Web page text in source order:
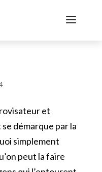
et
démarque par la
simplement
peut la faire